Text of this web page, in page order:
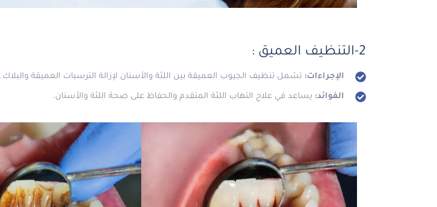
2-التنظيف العميق :
الإجراءات: تشمل تنظيف الجيوب العميقة بين اللثة والأسنان لإزالة الترسبات العميقة والبلاك.
الفوائد: يساعد في علاج التهاب اللثة المتقدم والحفاظ على صحة اللثة والأسنان.